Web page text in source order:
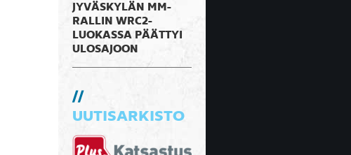
JYVÄSKYLÄN MM-
RALLIN WRC2-
LUOKASSA PÄÄTTYI
ULOSAJOON
UUTISARKISTO